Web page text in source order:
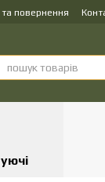
та повернення